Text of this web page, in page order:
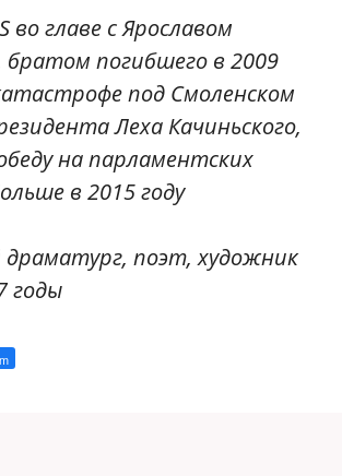
во главе с Ярославом
братом погибшего в 2009
под Смоленском
Леха Качиньского,
на парламентских
в 2015 году
драматург, поэт, художник
годы